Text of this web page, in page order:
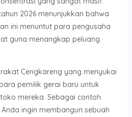
2026 menunjukkan bahwa
ini menuntut para pengusaha
guna menangkap peluang
Cengkareng yang menyukai
pemilik gerai baru untuk
mereka. Sebagai contoh
ingin membangun sebuah